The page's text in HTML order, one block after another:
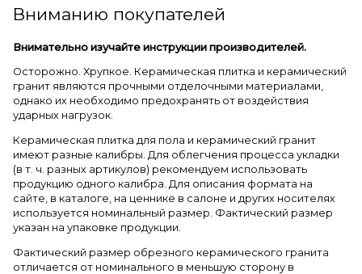
Вниманию покупателей
Внимательно изучайте инструкции производителей.
Осторожно. Хрупкое. Керамическая плитка и керамический
гранит являются прочными отделочными материалами,
однако их необходимо предохранять от воздействия
ударных нагрузок.
Керамическая плитка для пола и керамический гранит
имеют разные калибры. Для облегчения процесса укладки
(в т. ч. разных артикулов) рекомендуем использовать
продукцию одного калибра. Для описания формата на
сайте, в каталоге, на ценнике в салоне и других носителях
используется номинальный размер. Фактический размер
указан на упаковке продукции.
Фактический размер обрезного керамического гранита
отличается от номинального в меньшую сторону в